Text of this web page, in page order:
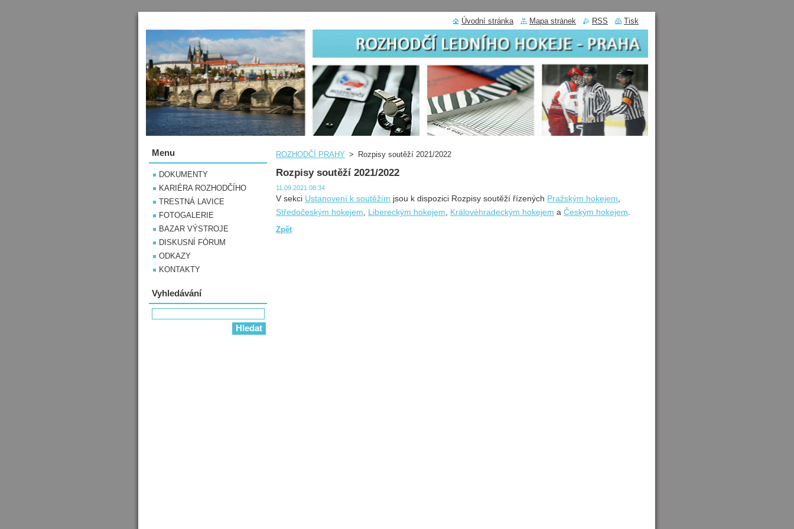
ROZHODČÍ PRAHY > Rozpisy soutěží 2021/2022
Rozpisy soutěží 2021/2022
11.09.2021 08:34
V sekci Ustanovení k soutěžím jsou k dispozici Rozpisy soutěží řízených Pražským hokejem
Středočeským hokejem
Libereckým hokejem Královéhradeckým hokejem a Českým hokejem
Zpět
Menu
DOKUMENTY
KARIÉRA ROZHODČÍHO
TRESTNÁ LAVICE
FOTOGALERIE
BAZAR VÝSTROJE
DISKUSNÍ FÓRUM
ODKAZY
KONTAKTY
Vyhledávání
Úvodní stránka Mapa stránek RSS Tisk